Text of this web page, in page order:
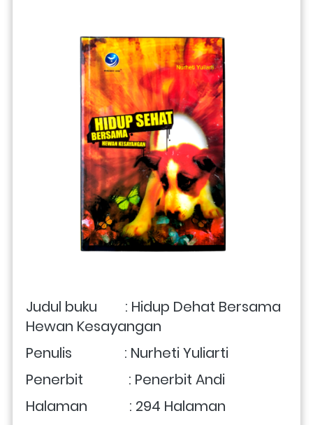
Judul buku        : Hidup Dehat Bersama
Hewan Kesayangan
Penulis               : Nurheti Yuliarti
Penerbit             : Penerbit Andi
Halaman            : 294 Halaman